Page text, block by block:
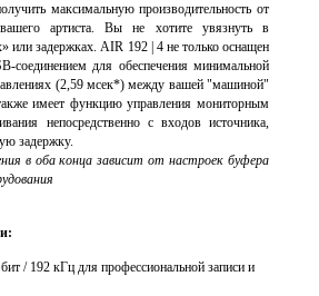
максимальную производительность от
артиста. Вы не хотите увязнуть в
или задержках. AIR 192 | 4 не только оснащен
соединением для обеспечения минимальной
(2,59 мсек*) между вашей "машиной"
имеет функцию управления мониторным
непосредственно с входов источника,
задержку.
в оба конца зависит от настроек буфера
/ 192 кГц для профессиональной записи и